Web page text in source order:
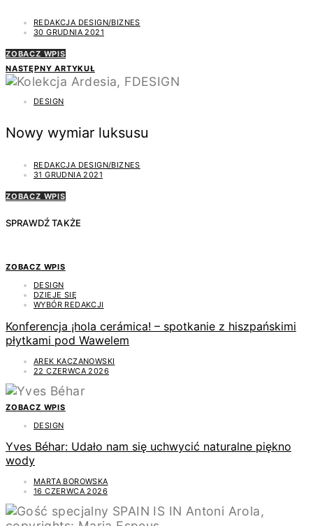
REDAKCJA DESIGN/BIZNES
30 GRUDNIA 2021
ZOBACZ WPIS
NASTĘPNY ARTYKUŁ
DESIGN
Nowy wymiar luksusu
REDAKCJA DESIGN/BIZNES
31 GRUDNIA 2021
ZOBACZ WPIS
SPRAWDŹ TAKŻE
ZOBACZ WPIS
DESIGN
DZIEJE SIĘ
WYBÓR REDAKCJI
Konferencja ¡hola cerámica! – spotkanie z hiszpańskimi
płytkami pod Wawelem
AREK KACZANOWSKI
22 CZERWCA 2026
ZOBACZ WPIS
DESIGN
Yves Béhar: Udało nam się uchwycić naturalne piękno
wody
MARTA BOROWSKA
16 CZERWCA 2026